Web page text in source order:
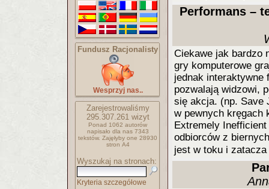
Fundusz Racjonalisty
Wesprzyj nas..
Zarejestrowaliśmy
295.307.261wizyt
Ponad 1062 autorów
napisało dla nas 7343
tekstów. Zajęłyby one 28930
stron A4
Wyszukaj na stronach:
Kryteria szczegółowe
Performans –
Ciekawe jak bardzo
gry komputerowe
jednak interaktywne
pozwalają widzowi,
się akcja. (np. Save
w pewnych kręgach
Extremely
odbiorców z
jest w toku i